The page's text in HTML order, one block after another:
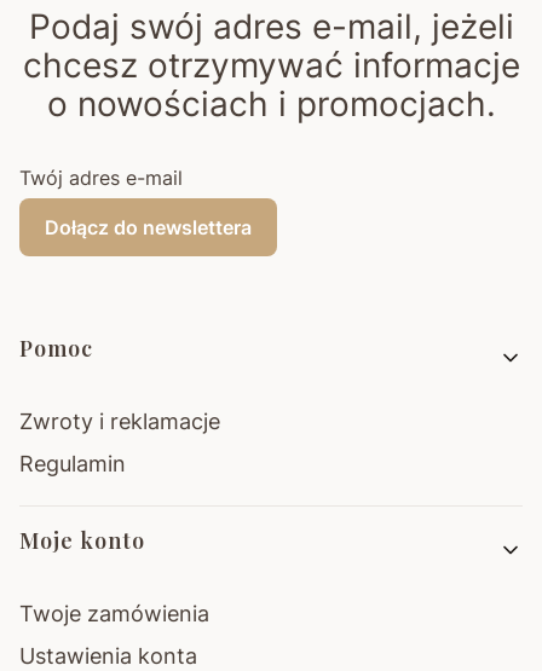
Podaj swój adres e-mail, jeżeli
chcesz otrzymywać informacje
o nowościach i promocjach.
Twój adres e-mail
Dołącz do newslettera
Linki w stopce
Pomoc
Zwroty i reklamacje
Regulamin
Moje konto
Twoje zamówienia
Ustawienia konta